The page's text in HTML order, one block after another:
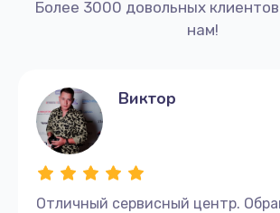
Более 3000 довольных
нам!
Отличный сервисный центр.
Виктор